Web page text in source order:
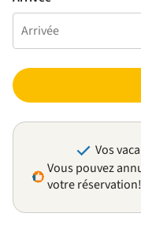
Vos
Vous pouvez
votre réservation!